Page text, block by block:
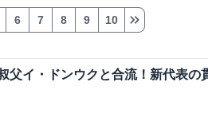
6 7 8 9 10
父イ・ドンウクと合流！新代表の